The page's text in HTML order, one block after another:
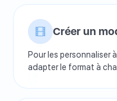
Créer un
Pour les personnaliser
adapter le format à